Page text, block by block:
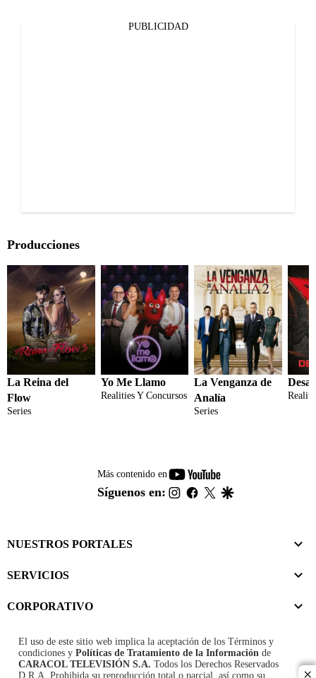
PUBLICIDAD
Producciones
La Reina del
Flow
Series
Yo Me Llamo
Realities Y Concursos
La Venganza de
Analía
Series
Más contenido en
youtube-
footer
Síguenos en: instagram
facebook
twitter
NUESTROS PORTALES
SERVICIOS
CORPORATIVO
El uso de este sitio web implica la aceptación de los Términos y
condiciones y Políticas de Tratamiento de la Información de
CARACOL TELEVISIÓN S.A. Todos los Derechos Reservados
D.R.A. Prohibida su reproducción total o parcial, así como su